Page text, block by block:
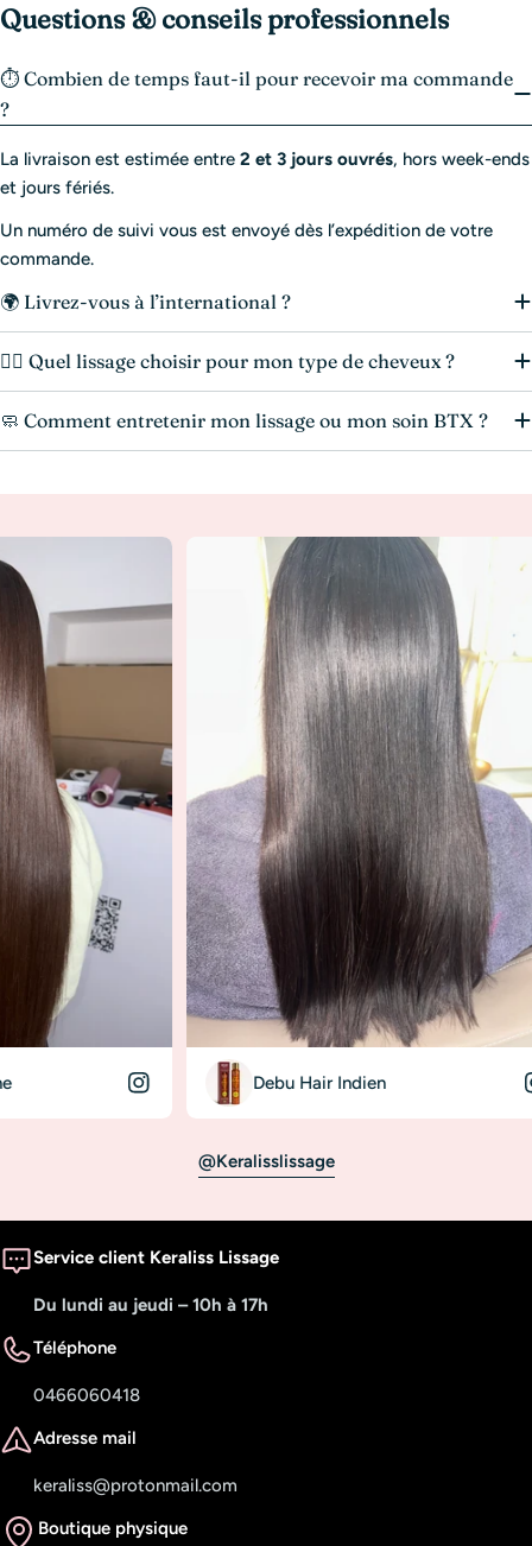
Questions & conseils professionnels
⏱️ Combien de temps faut-il pour recevoir ma commande
?
La livraison est estimée entre 2 et 3 jours ouvrés, hors week-ends
et jours fériés.
Un numéro de suivi vous est envoyé dès l’expédition de votre
commande.
🌍 Livrez-vous à l’international ?
💆‍♀️ Quel lissage choisir pour mon type de cheveux ?
🧼 Comment entretenir mon lissage ou mon soin BTX ?
Debu Hair Indien
@keralisslissage
Service client Keraliss Lissage
Du lundi au jeudi – 10h à 17h
Téléphone
0466060418
Adresse mail
keraliss@protonmail.com
Boutique physique